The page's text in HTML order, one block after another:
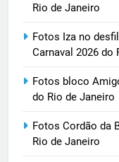
Rio de Janeiro
Fotos Iza no
Carnaval 2026 do
Fotos bloco
do Rio de Janeiro
Fotos Cordão da
Rio de Janeiro